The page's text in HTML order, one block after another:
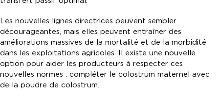
Les nouvelles lignes directrices peuvent sembler
décourageantes, mais elles peuvent entraîner des
améliorations massives de la mortalité et de la morbidité
dans les exploitations agricoles. Il existe une nouvelle
option pour aider les producteurs à respecter ces
nouvelles normes : compléter le colostrum maternel avec
de la poudre de colostrum.